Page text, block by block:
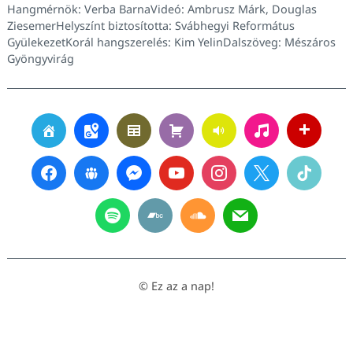
Hangmérnök: Verba BarnaVideó: Ambrusz Márk, Douglas
ZiesemerHelyszínt biztosította: Svábhegyi Református
GyülekezetKorál hangszerelés: Kim YelinDalszöveg: Mészáros
Gyöngyvirág
© Ez az a nap!